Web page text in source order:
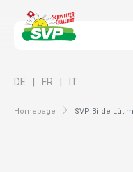
Homepage SVP Bi de Lüt
DE FR IT